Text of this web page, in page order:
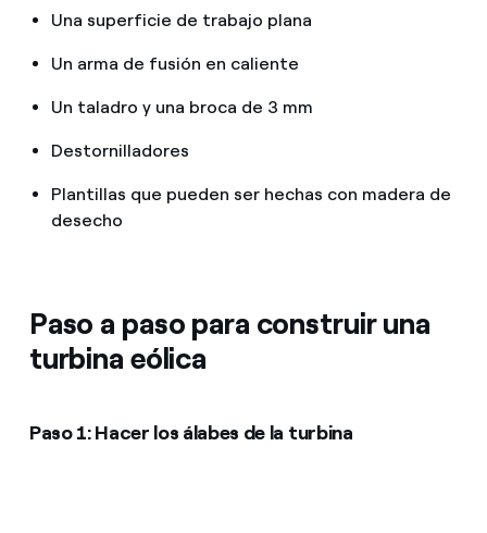
Una superficie de trabajo plana
Un arma de fusión en caliente
Un taladro y una broca de 3 mm
Destornilladores
Plantillas que pueden ser hechas con madera de
desecho
Paso a paso para construir una
turbina eólica
Paso 1: Hacer los álabes de la turbina